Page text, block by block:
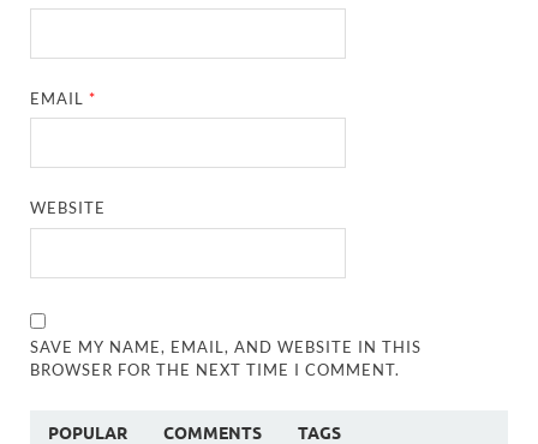
EMAIL*
WEBSITE
SAVE MY NAME, EMAIL, AND WEBSITE IN THIS
BROWSER FOR THE NEXT TIME I COMMENT.
POPULAR COMMENTS TAGS